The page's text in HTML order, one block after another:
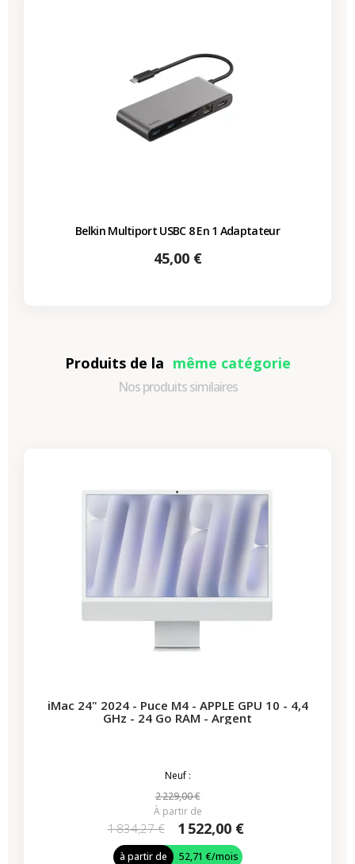
Belkin Multiport USBC 8 En 1 Adaptateur
Prix
45,00 €
Produits de la même catégorie
Nos produits similaires
iMac 24" 2024 - Puce M4 - APPLE GPU 10 - 4,4
GHz - 24 Go RAM - Argent
Neuf :
2 229,00 €
À partir de
1 834,27 € 1 522,00 €
à partir de 52,71 €/mois